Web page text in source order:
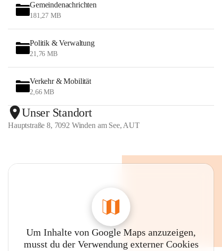
Gemeindenachrichten
181,27 MB
Politik & Verwaltung
21,76 MB
Verkehr & Mobilität
2,66 MB
Unser Standort
Hauptstraße 8, 7092 Winden am See, AUT
Um Inhalte von Google Maps anzuzeigen,
musst du der Verwendung externer Cookies